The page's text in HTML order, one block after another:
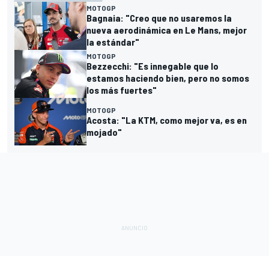
MOTOGP
Bagnaia: "Creo que no usaremos la
nueva aerodinámica en Le Mans, mejor
la estándar"
MOTOGP
Bezzecchi: "Es innegable que lo
estamos haciendo bien, pero no somos
los más fuertes"
MOTOGP
Acosta: "La KTM, como mejor va, es en
mojado"